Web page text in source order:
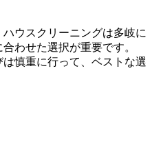
ウスクリーニングは多岐に
わせた選択が重要です。
慎重に行って、ベストな選